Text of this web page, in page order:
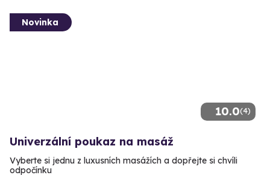
10.0(4)
Novinka
Univerzální poukaz na masáž
Vyberte si jednu z luxusních masážích a dopřejte si chvíli
odpočínku